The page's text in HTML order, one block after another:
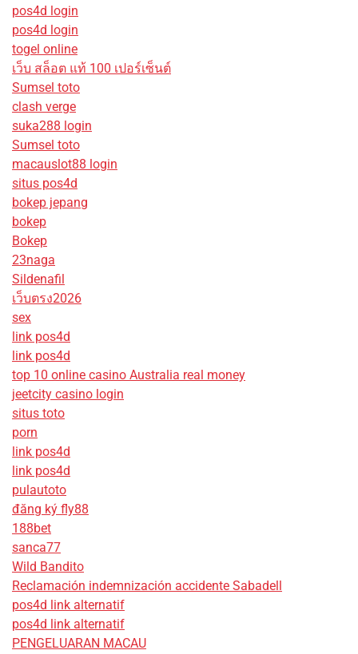
pos4d login
pos4d login
togel online
เว็บ สล็อต แท้ 100 เปอร์เซ็นต์
Sumsel toto
clash verge
suka288 login
Sumsel toto
macauslot88 login
situs pos4d
bokep jepang
bokep
Bokep
23naga
Sildenafil
เว็บตรง2026
sex
link pos4d
link pos4d
top 10 online casino Australia real money
jeetcity casino login
situs toto
porn
link pos4d
link pos4d
pulautoto
đăng ký fly88
188bet
sanca77
Wild Bandito
Reclamación indemnización accidente Sabadell
pos4d link alternatif
pos4d link alternatif
PENGELUARAN MACAU